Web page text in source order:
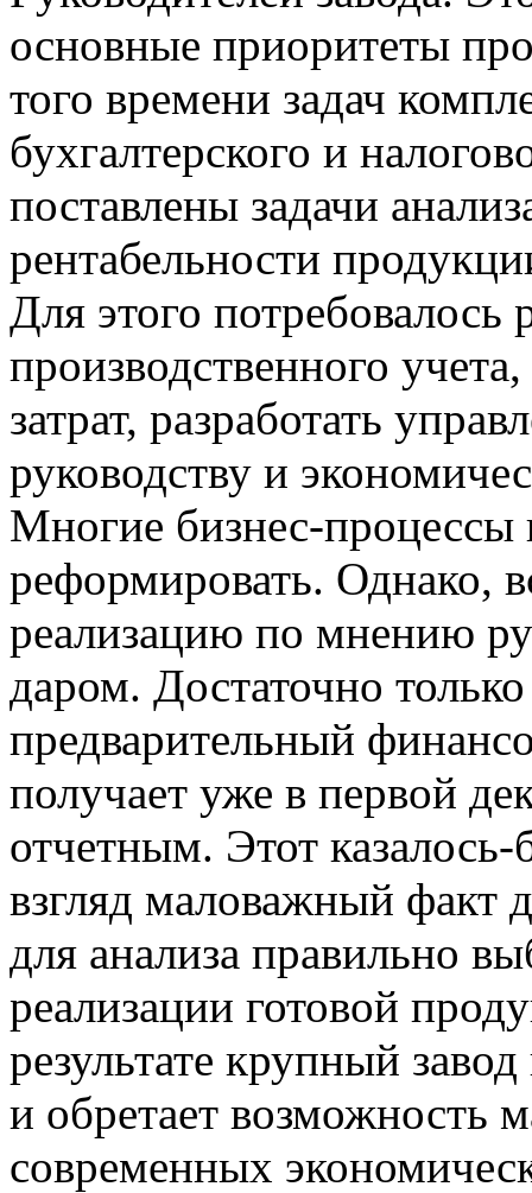
основные приоритеты
того времени задач
бухгалтерского и
поставлены задачи
рентабельности
Для этого потребовалось
производственного
затрат, разработать
руководству и
Многие бизнес-
реформировать. Однако,
реализацию по мнению
даром. Достаточно
предварительный
получает уже в первой
отчетным. Этот
взгляд маловажный факт
для анализа правильно
реализации готовой
результате крупный
и обретает возможность
современных